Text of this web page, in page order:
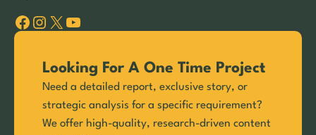
Facebook Instagram X YouTube
Looking For A One Time Project
Need a detailed report, exclusive story, or
strategic analysis for a specific requirement?
We offer high-quality, research-driven content